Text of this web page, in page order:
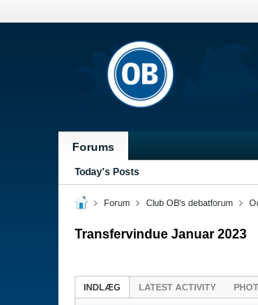
Forums
Today's Posts
Forum Club OB's debatforum
Transfervindue Januar 2023
INDLÆG LATEST ACTIVITY